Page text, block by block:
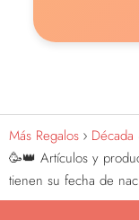
Más Regalos Década
🥳👑 Artículos y
tienen su fecha de